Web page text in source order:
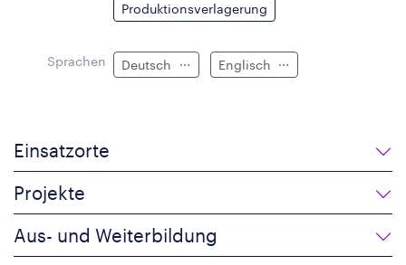
Produktionsverlagerung
Sprachen Deutsch Englisch
Einsatzorte
Projekte
Aus- und Weiterbildung